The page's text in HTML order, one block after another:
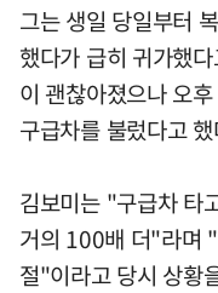
그는 생일 당일부터
했다가 급히 귀가했
이 괜찮아졌으나 오
구급차를 불렀다고
김보미는 "구급차 타
거의 100배 더"라며
절"이라고 당시 상황